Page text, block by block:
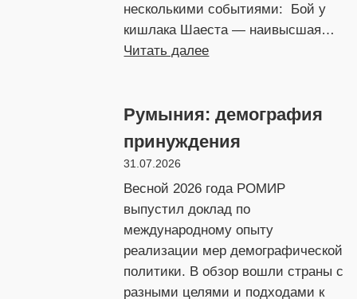
несколькими событиями: Бой у
кишлака Шаеста — наивысшая…
Читать далее:
Мишка
Румыния: демография
принуждения
31.07.2026
Весной 2026 года РОМИР
выпустил доклад по
международному опыту
реализации мер демографической
политики. В обзор вошли страны с
разными целями и подходами к